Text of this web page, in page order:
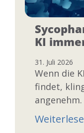
KI
31. Juli 2026
Wenn die
findet,
Form der